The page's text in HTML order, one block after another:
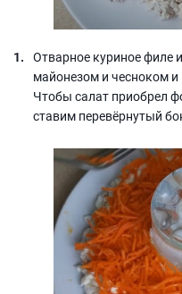
Отварное куриное филе
майонезом и чесноком
Чтобы салат приобрел
ставим перевёрнутый